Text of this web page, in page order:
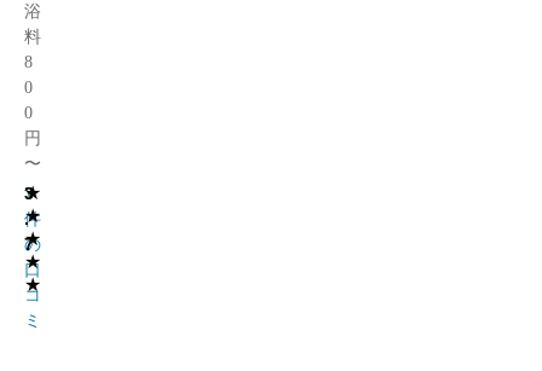
浴
料
8
0
0
円
〜
★
★
★
★
★
3
.
7
7
件
の
口
コ
ミ